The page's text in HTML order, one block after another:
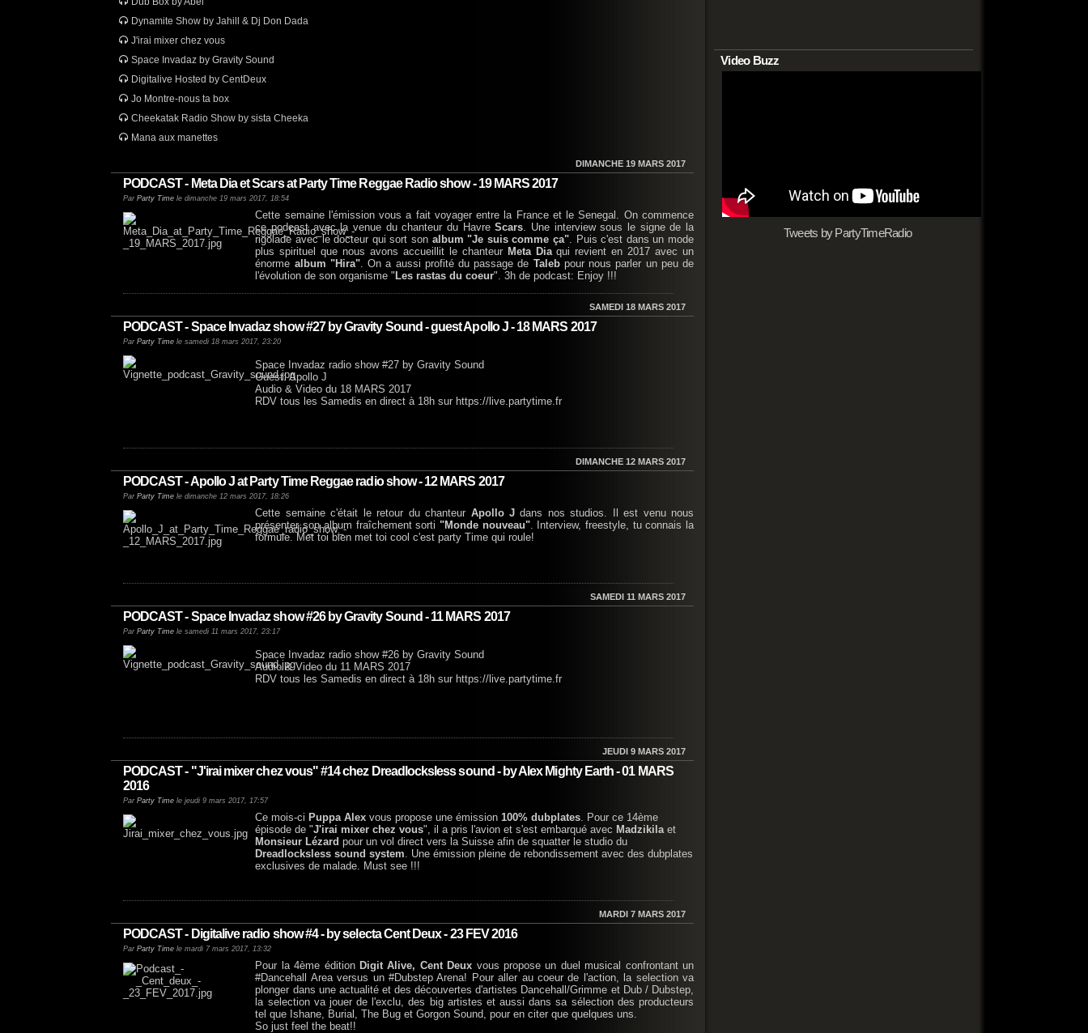
Dynamite Show by Jahill & Dj Don Dada
J'irai mixer chez vous
Space Invadaz by Gravity Sound
Digitalive Hosted by CentDeux
Jo Montre-nous ta box
Cheekatak Radio Show by sista Cheeka
Mana aux manettes
DIMANCHE 19 MARS 2017
PODCAST - Meta Dia et Scars at Party Time Reggae Radio show - 19 MARS 2017
Par Party Time le dimanche 19 mars 2017, 18:54
Cette semaine l'émission vous a fait voyager entre la France et le Senegal. On commence
ce podcast avec la venue du chanteur du HavreScars. Une interview sous le signe de la
rigolade avec le docteur qui sort son album "Je suis comme ça". Puis c'est dans un mode
plus spirituel que nous avons accueillit le chanteur Meta Diaqui revient en 2017 avec un
énorme album "Hira". On a aussi profité du passage de Talebpour nous parler un peu de
l'évolution de son organisme " Les rastas du coeur". 3h de podcast: Enjoy !!!
SAMEDI 18 MARS 2017
PODCAST - Space Invadaz show #27 by Gravity Sound - guest Apollo J - 18 MARS 2017
Par Party Time le samedi 18 mars 2017, 23:20
Space Invadaz radio show #27 by Gravity Sound
Guest: Apollo J
Audio & Video du 18 MARS 2017
RDV tous les Samedis en direct à 18h sur https://live.partytime.fr
DIMANCHE 12 MARS 2017
PODCAST - Apollo J at Party Time Reggae radio show - 12 MARS 2017
Par Party Time le dimanche 12 mars 2017, 18:26
Cette semaine c'était le retour du chanteur Apollo Jdans nos studios. Il est venu nous
présenter son album fraîchement sorti "Monde nouveau". Interview, freestyle, tu connais la
formule. Met toi bien met toi cool c'est party Time qui roule!
SAMEDI 11 MARS 2017
PODCAST - Space Invadaz show #26 by Gravity Sound - 11 MARS 2017
Par Party Time le samedi 11 mars 2017, 23:17
Space Invadaz radio show #26 by Gravity Sound
Audio & Video du 11 MARS 2017
RDV tous les Samedis en direct à 18h sur https://live.partytime.fr
JEUDI 9 MARS 2017
PODCAST - "J'irai mixer chez vous" #14 chez Dreadlocksless sound - by Alex Mighty Earth - 01 MARS
2016
Par Party Time le jeudi 9 mars 2017, 17:57
Ce mois-ci Puppa Alex vous propose une émission100% dubplates. Pour ce 14ème
épisode de "J'irai mixer chez vous", il a pris l'avion et s'est embarqué avec Madzikilaet
Monsieur Lézard pour un vol direct vers la Suisse afin de squatter le studio du
Dreadlocksless sound system. Une émission pleine de rebondissement avec des dubplates
exclusives de malade. Must see !!!
MARDI 7 MARS 2017
PODCAST - Digitalive radio show #4 - by selecta Cent Deux - 23 FEV 2016
Par Party Time le mardi 7 mars 2017, 13:32
Pour la 4ème édition Digit Alive, Cent Deux vous propose un duel musical confrontant un
#Dancehall Area versus un #Dubstep Arena! Pour aller au coeur de l'action, la selection va
plonger dans une actualité et des découvertes d'artistes Dancehall/Grimme et Dub / Dubstep,
la selection va jouer de l'exclu, des big artistes et aussi dans sa sélection des producteurs
tel que Ishane, Burial, The Bug et Gorgon Sound, pour en citer que quelques uns.
So just feel the beat!!
Video Buzz
Tweets by PartyTimeRadio